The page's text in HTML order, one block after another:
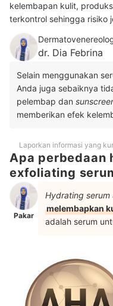
kelembapan kulit,
terkontrol sehingga risiko
dr. Dia Febrina
Selain menggunakan
Anda juga sebaiknya
pelembap dan
memberikan efek
Laporkan informasi yang
Apa perbedaan
exfoliating
Pakar
Hydrating serum
melembapkan
adalah serum